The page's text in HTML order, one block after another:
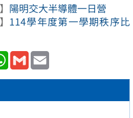
陽明交大半導體一日營
114學年度第一學期秩序比
WhatsApp
Gmail